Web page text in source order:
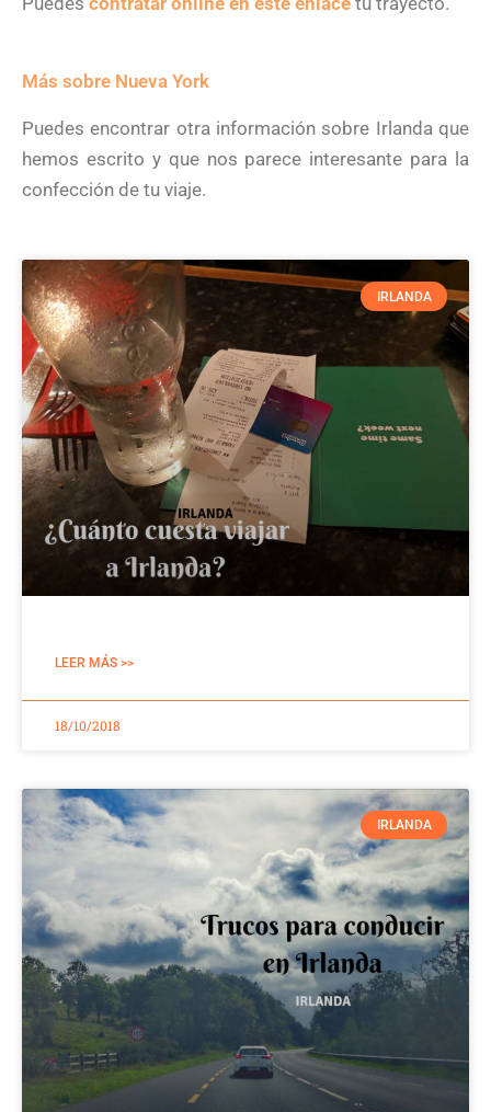
Más sobre Nueva York
Puedes encontrar otra información sobre Irlanda que
hemos escrito y que nos parece interesante para la
confección de tu viaje.
IRLANDA
LEER MÁS >>
18/10/2018
IRLANDA